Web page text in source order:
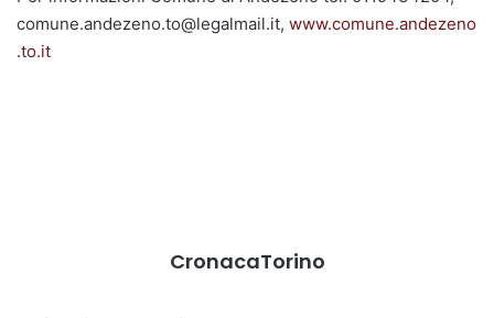
comune.andezeno.to@legalmail.it, www.comune.andezeno
.to.it
CronacaTorino